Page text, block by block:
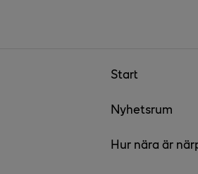
Start
Nyhetsrum
Hur nära är